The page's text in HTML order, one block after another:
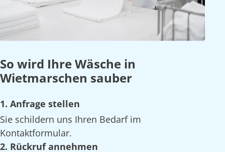
So wird Ihre Wäsche in
Wietmarschen sauber
1. Anfrage stellen
Sie schildern uns Ihren Bedarf im
Kontaktformular.
2. Rückruf annehmen